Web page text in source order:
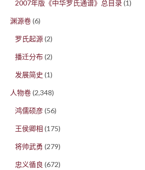
2007年版《中华罗氏通谱》总目录(1)
渊源卷(6)
罗氏起源(2)
播迁分布(2)
发展简史 (1)
人物卷(2,348)
鸿儒硕彦(56)
王侯卿相 (175)
将帅武勇 (279)
忠义循良 (672)